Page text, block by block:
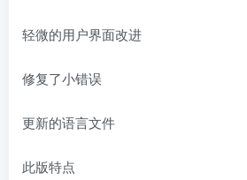
轻微的用户界面改进
修复了小错误
更新的语言文件
此版特点